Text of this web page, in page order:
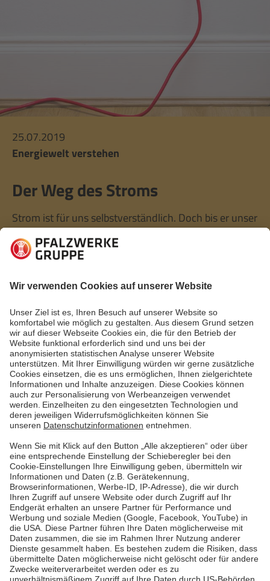
25.07.2019
Energiewelt verstehen
Der Weg des Stroms
Strom ist für uns selbstverständlich. Doch bis er unser
Handy lädt, die Waschmaschine am Laufen hält oder
unsere Lieblingsserie an die Wand beamt, muss er
folgen hier seinem Weg.
Mehr lesen
Mehr lesen
Erste Seite
Vorherige5 6 7 8
Letzte Seite
Pfalzwerke
Über uns & Autoren